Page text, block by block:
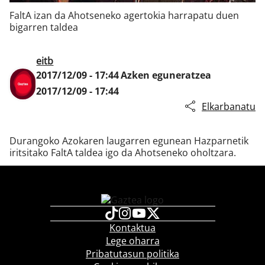
FaltA izan da Ahotseneko agertokia harrapatu duen
bigarren taldea
eitb
2017/12/09 - 17:44Azken eguneratzea
2017/12/09 - 17:44
Elkarbanatu
Durangoko Azokaren laugarren egunean Hazparnetik
iritsitako FaltA taldea igo da Ahotseneko oholtzara.
Kontaktua
Lege oharra
Pribatutasun politika